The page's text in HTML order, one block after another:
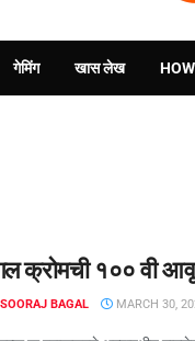
गेमिंग खास लेख
क्रोमची १०० वी
SOORAJ BAGAL MARCH 30,